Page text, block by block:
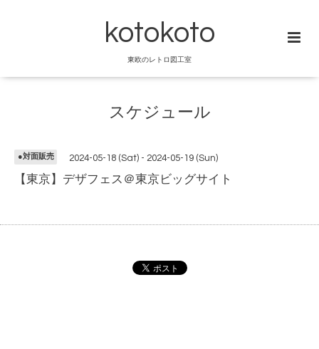
kotokoto
東欧のレトロ図工室
スケジュール
●対面販売 2024-05-18 (Sat) - 2024-05-19 (Sun)
【東京】デザフェス＠東京ビッグサイト